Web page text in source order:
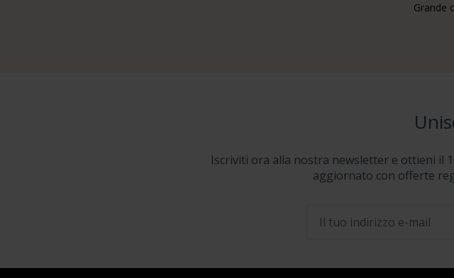
Grande
Iscriviti ora alla nostra newsletter e ottieni il
aggiornato con offerte